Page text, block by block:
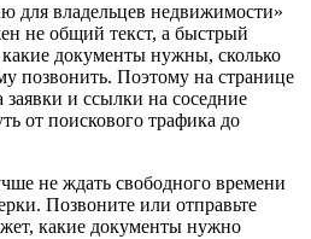
для владельцев недвижимости»
не общий текст, а быстрый
документы нужны, сколько
позвонить. Поэтому на странице
и ссылки на соседние
от поискового трафика до
не ждать свободного времени
Позвоните или отправьте
какие документы нужно